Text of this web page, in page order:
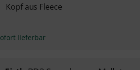
Kopf aus Fleece
lieferbar